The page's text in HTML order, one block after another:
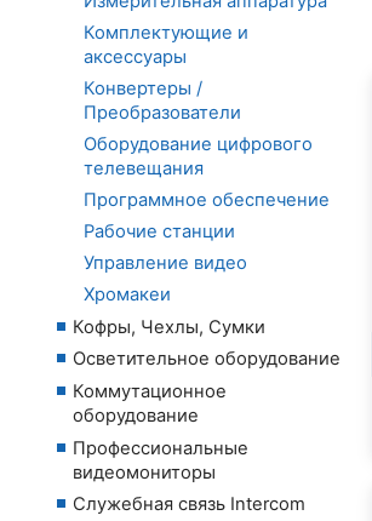
Комплектующие и
аксессуары
Конвертеры /
Преобразователи
Оборудование цифрового
телевещания
Программное обеспечение
Рабочие станции
Управление видео
Хромакеи
Кофры, Чехлы, Сумки
Осветительное оборудование
Коммутационное
оборудование
Профессиональные
видеомониторы
Служебная связь Intercom